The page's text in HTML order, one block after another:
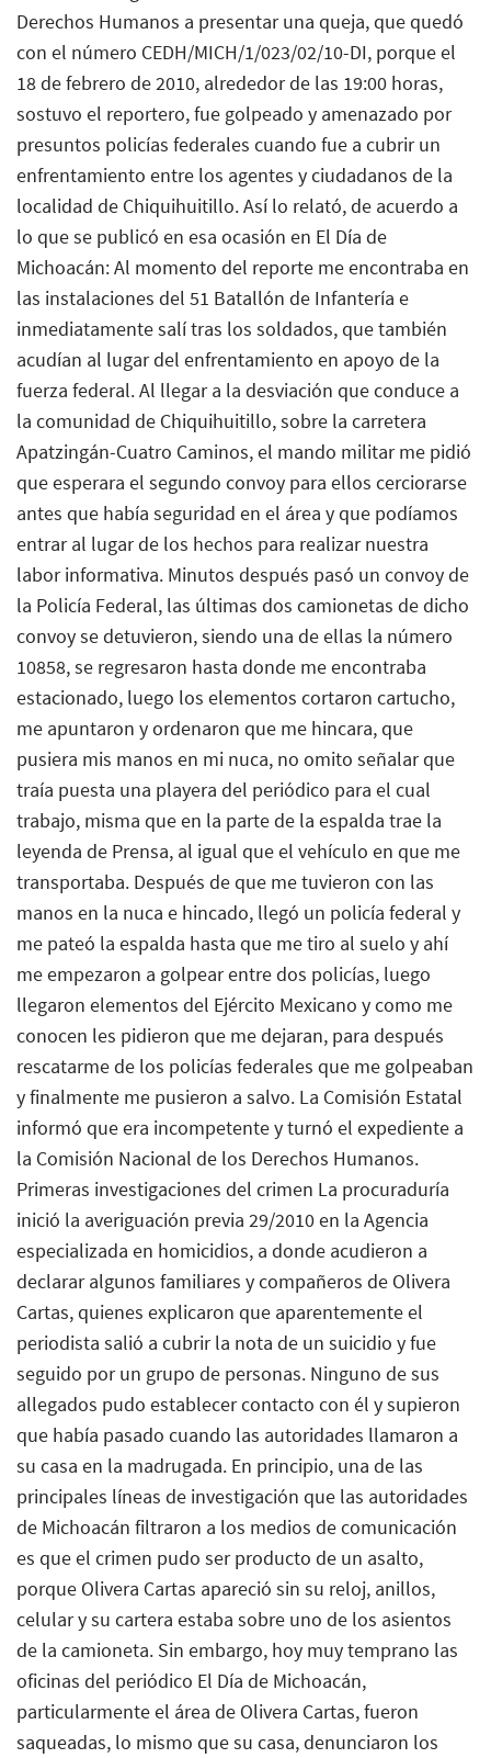
Derechos Humanos a presentar una queja, que quedó
con el número CEDH/MICH/1/023/02/10-DI, porque el
18 de febrero de 2010, alrededor de las 19:00 horas,
sostuvo el reportero, fue golpeado y amenazado por
presuntos policías federales cuando fue a cubrir un
enfrentamiento entre los agentes y ciudadanos de la
localidad de Chiquihuitillo. Así lo relató, de acuerdo a
lo que se publicó en esa ocasión en El Día de
Michoacán: Al momento del reporte me encontraba en
las instalaciones del 51 Batallón de Infantería e
inmediatamente salí tras los soldados, que también
acudían al lugar del enfrentamiento en apoyo de la
fuerza federal. Al llegar a la desviación que conduce a
la comunidad de Chiquihuitillo, sobre la carretera
Apatzingán-Cuatro Caminos, el mando militar me pidió
que esperara el segundo convoy para ellos cerciorarse
antes que había seguridad en el área y que podíamos
entrar al lugar de los hechos para realizar nuestra
labor informativa. Minutos después pasó un convoy de
la Policía Federal, las últimas dos camionetas de dicho
convoy se detuvieron, siendo una de ellas la número
10858, se regresaron hasta donde me encontraba
estacionado, luego los elementos cortaron cartucho,
me apuntaron y ordenaron que me hincara, que
pusiera mis manos en mi nuca, no omito señalar que
traía puesta una playera del periódico para el cual
trabajo, misma que en la parte de la espalda trae la
leyenda de Prensa, al igual que el vehículo en que me
transportaba. Después de que me tuvieron con las
manos en la nuca e hincado, llegó un policía federal y
me pateó la espalda hasta que me tiro al suelo y ahí
me empezaron a golpear entre dos policías, luego
llegaron elementos del Ejército Mexicano y como me
conocen les pidieron que me dejaran, para después
rescatarme de los policías federales que me golpeaban
y finalmente me pusieron a salvo. La Comisión Estatal
informó que era incompetente y turnó el expediente a
la Comisión Nacional de los Derechos Humanos.
Primeras investigaciones del crimen La procuraduría
inició la averiguación previa 29/2010 en la Agencia
especializada en homicidios, a donde acudieron a
declarar algunos familiares y compañeros de Olivera
Cartas, quienes explicaron que aparentemente el
periodista salió a cubrir la nota de un suicidio y fue
seguido por un grupo de personas. Ninguno de sus
allegados pudo establecer contacto con él y supieron
que había pasado cuando las autoridades llamaron a
su casa en la madrugada. En principio, una de las
principales líneas de investigación que las autoridades
de Michoacán filtraron a los medios de comunicación
es que el crimen pudo ser producto de un asalto,
porque Olivera Cartas apareció sin su reloj, anillos,
celular y su cartera estaba sobre uno de los asientos
de la camioneta. Sin embargo, hoy muy temprano las
oficinas del periódico El Día de Michoacán,
particularmente el área de Olivera Cartas, fueron
saqueadas, lo mismo que su casa, denunciaron los